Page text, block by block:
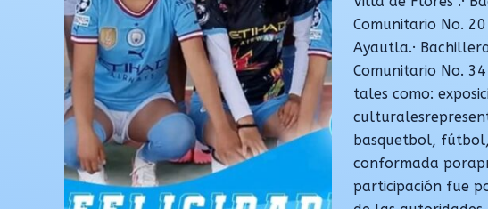
Comunitario No.
Ayautla.·
Comunitario No.
tales como:
basquetbol,
conformada
participación fue